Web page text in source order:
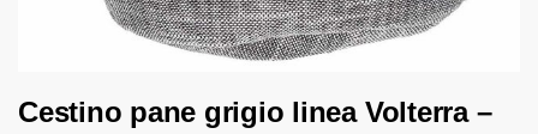
Cestino pane grigio linea Volterra –